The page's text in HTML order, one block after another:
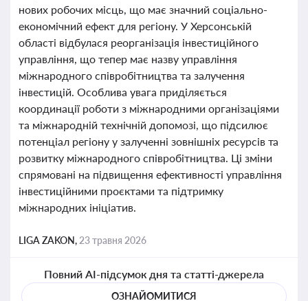
нових робочих місць, що має значний соціально-
економічний ефект для регіону. У Херсонській
області відбулася реорганізація інвестиційного
управління, що тепер має назву управління
міжнародного співробітництва та залучення
інвестицій. Особлива увага приділяється
координації роботи з міжнародними організаціями
та міжнародній технічній допомозі, що підсилює
потенціал регіону у залученні зовнішніх ресурсів та
розвитку міжнародного співробітництва. Ці зміни
спрямовані на підвищення ефективності управління
інвестиційними проєктами та підтримку
міжнародних ініціатив.
LIGA ZAKON, 23 травня 2026
Повний AI-підсумок дня та статті-джерела
ОЗНАЙОМИТИСЯ